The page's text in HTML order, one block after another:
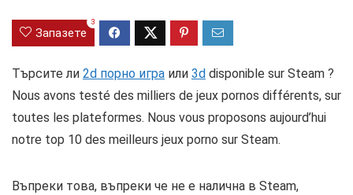
Запазете
3
Търсите ли 2d порно игра или 3d disponible sur Steam ?
Nous avons testé des milliers de jeux pornos différents, sur
toutes les plateformes. Nous vous proposons aujourd’hui
notre top 10 des meilleurs jeux porno sur Steam.
Въпреки това, въпреки че не е налична в Steam,